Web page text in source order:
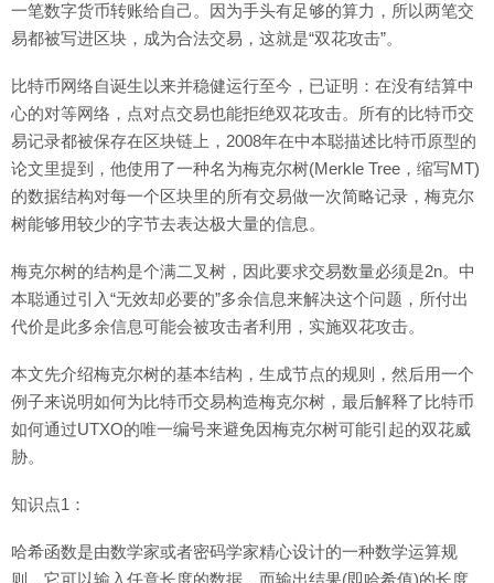
一笔数字货币转账给自己。因为手头有足够的算力，所以两笔交
易都被写进区块，成为合法交易，这就是“双花攻击”。
比特币网络自诞生以来并稳健运行至今，已证明：在没有结算中
心的对等网络，点对点交易也能拒绝双花攻击。所有的比特币交
易记录都被保存在区块链上，2008年在中本聪描述比特币原型的
论文里提到，他使用了一种名为梅克尔树(Merkle Tree，缩写MT)
的数据结构对每一个区块里的所有交易做一次简略记录，梅克尔
树能够用较少的字节去表达极大量的信息。
梅克尔树的结构是个满二叉树，因此要求交易数量必须是2n。中
本聪通过引入“无效却必要的”多余信息来解决这个问题，所付出
代价是此多余信息可能会被攻击者利用，实施双花攻击。
本文先介绍梅克尔树的基本结构，生成节点的规则，然后用一个
例子来说明如何为比特币交易构造梅克尔树，最后解释了比特币
如何通过UTXO的唯一编号来避免因梅克尔树可能引起的双花威
胁。
知识点1：
哈希函数是由数学家或者密码学家精心设计的一种数学运算规
则，它可以输入任意长度的数据，而输出结果(即哈希值)的长度